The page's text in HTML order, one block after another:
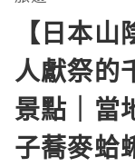
【日本
人獻祭的
景點｜當
子蕎麥蛤